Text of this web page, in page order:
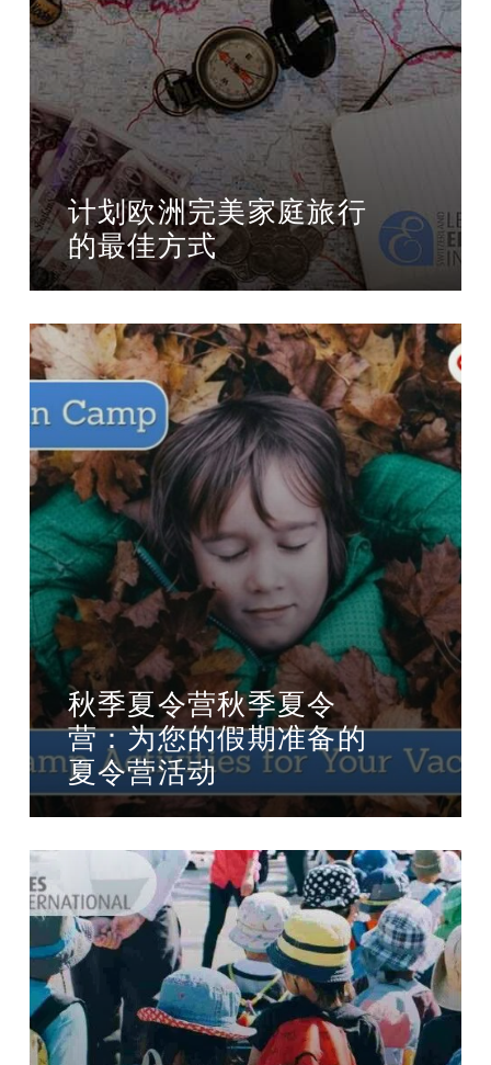
计划欧洲完美家庭旅行
的最佳方式
秋季夏令营秋季夏令
营：为您的假期准备的
夏令营活动